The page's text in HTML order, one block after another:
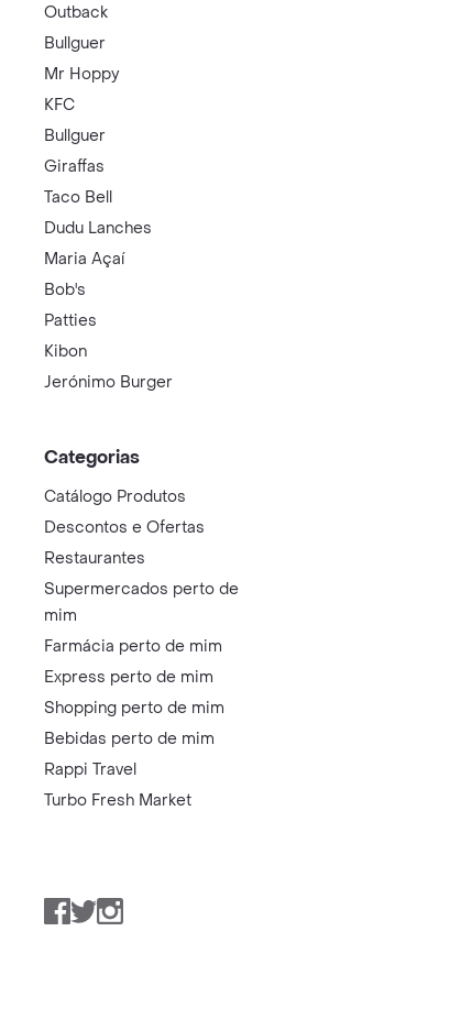
Outback
Bullguer
Mr Hoppy
KFC
Bullguer
Giraffas
Taco Bell
Dudu Lanches
Maria Açaí
Bob's
Patties
Kibon
Jerónimo Burger
Categorias
Catálogo Produtos
Descontos e Ofertas
Restaurantes
Supermercados perto de
mim
Farmácia perto de mim
Express perto de mim
Shopping perto de mim
Bebidas perto de mim
Rappi Travel
Turbo Fresh Market
Facebook
TwitterInstagram